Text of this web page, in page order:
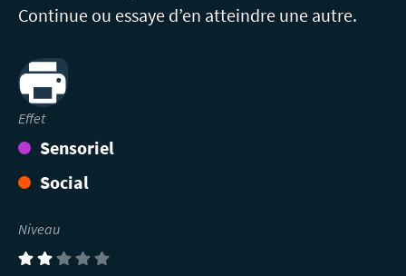
Continue ou essaye d’en atteindre une autre.
Print
Effet
Sensoriel
Social
Niveau
(2)